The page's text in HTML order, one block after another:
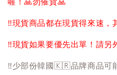
喔！🙏勿催貨🙏
‼️現貨商品都在現貨得來速，
‼️現貨如果要優先出單！請另
‼️少部份韓國 🇰🇷品牌商品可